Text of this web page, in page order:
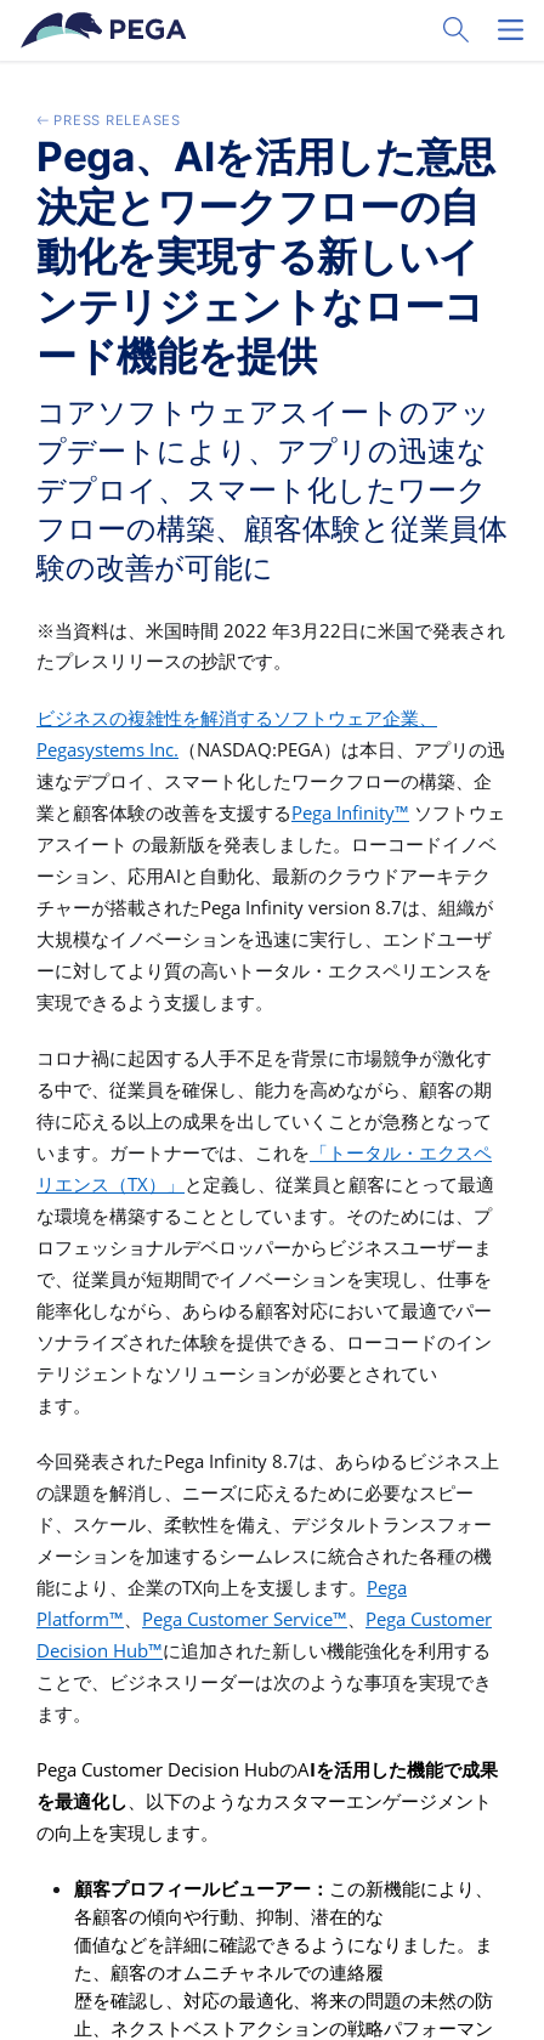
Ir al contenido principal
Toggle
PRESS RELEASES
Pega、AIを活用した意思
決定とワークフローの自
動化を実現する新しいイ
ンテリジェントなローコ
ード機能を提供
コアソフトウェアスイートのアッ
プデートにより、アプリの迅速な
デプロイ、スマート化したワーク
フローの構築、顧客体験と従業員体
験の改善が可能に
※当資料は、米国時間 2022 年3月 22 日に米国で発表され
たプレスリリースの抄訳です。
ビジネスの複雑性を解消するソフトウェア企業、
Pegasystems Inc. （NASDAQ:PEGA）は本日、アプリの迅
速なデプロイ、スマート化したワークフローの構築、企
業と顧客体験の改善を支援するPega Infinity™ ソフトウェ
アスイート の最新版を発表しました。ローコードイノベ
ーション、応用AIと自動化、最新のクラウドアーキテク
チャーが搭載されたPega Infinity version 8.7は、組織が
大規模なイノベーションを迅速に実行し、エンドユーザ
ーに対してより質の高いトータル・エクスペリエンスを
実現できるよう支援します。
コロナ禍に起因する人手不足を背景に市場競争が激化す
る中で、従業員を確保し、能力を高めながら、顧客の期
待に応える以上の成果を出していくことが急務となって
います。ガートナーでは、これを 「トータル・エクスペ
リエンス（TX）」
と定義し、従業員と顧客にとって最適
な環境を構築することとしています。そのためには、プ
ロフェッショナルデベロッパーからビジネスユーザーま
で、従業員が短期間でイノベーションを実現し、仕事を
能率化しながら、あらゆる顧客対応において最適でパー
ソナライズされた体験を提供できる、ローコードのイン
テリジェントなソリューションが必要とされてい
ます。
今回発表されたPega Infinity 8.7は、あらゆるビジネス上
の課題を解消し、ニーズに応えるために必要なスピー
ド、スケール、柔軟性を備え、デジタルトランスフォー
メーションを加速するシームレスに統合された各種の機
能により、企業のTX向上を支援します。 Pega
Platform™
Pega Customer Service™
Pega Customer
Decision Hub™に追加された新しい機能強化を利用する
ことで、ビジネスリーダーは次のような事項を実現でき
ます。
Pega Customer Decision HubのAIを活用した機能で成果
を最適化し、以下のようなカスタマーエンゲージメント
の向上を実現します。
顧客プロフィールビューアー： この新機能により、
各顧客の傾向や行動、抑制、潜在的な
価値などを詳細に確認できるようになりました。ま
た、顧客のオムニチャネルでの連絡履
歴を確認し、対応の最適化、将来の問題の未然の防
止、ネクストベストアクションの戦略パフォーマン